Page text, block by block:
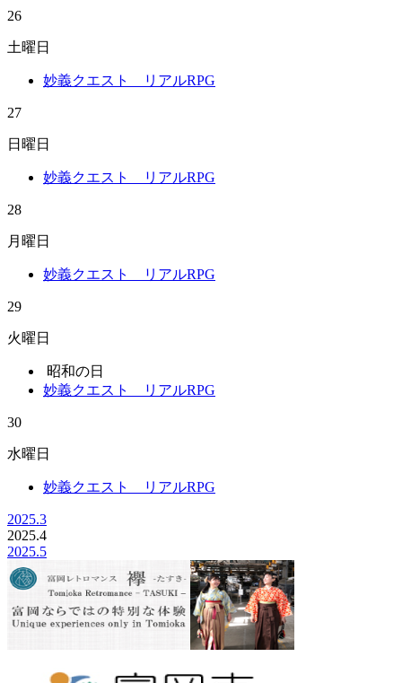
26
土曜日
妙義クエスト リアルRPG
27
日曜日
妙義クエスト リアルRPG
28
月曜日
妙義クエスト リアルRPG
29
火曜日
昭和の日
妙義クエスト リアルRPG
30
水曜日
妙義クエスト リアルRPG
2025.3
2025.4
2025.5